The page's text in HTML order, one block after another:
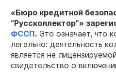
«Бюро кредитной
“Руссколлектор”»
ФССП. Это означает, что
легально: деятельность
является не
свидетельство о